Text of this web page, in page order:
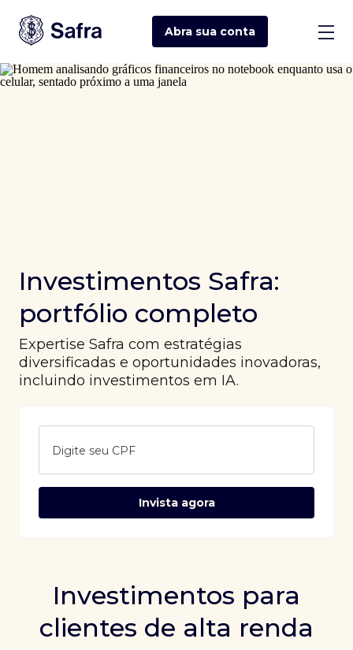
Abra sua conta
Investimentos Safra:
portfólio completo
Expertise Safra com estratégias
diversificadas e oportunidades inovadoras,
incluindo investimentos em IA.
Digite seu CPF
Invista agora
Investimentos para
clientes de alta renda